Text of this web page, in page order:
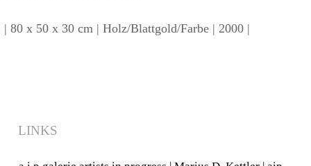
| 80 x 50 x 30 cm | Holz/Blattgold/Farbe | 2000 |
LINKS